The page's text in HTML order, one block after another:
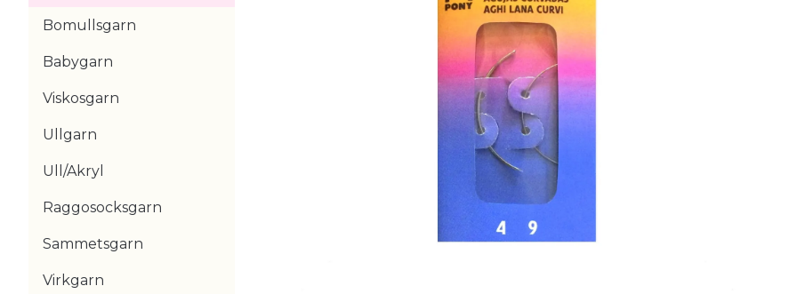
Bomullsgarn
Babygarn
Viskosgarn
Ullgarn
Ull/Akryl
Raggosocksgarn
Sammetsgarn
Virkgarn